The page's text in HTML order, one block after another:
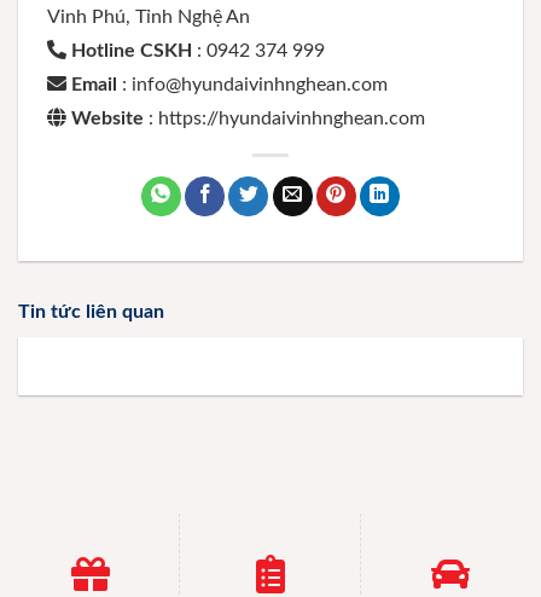
Vinh Phú, Tỉnh Nghệ An
Hotline CSKH : 0942 374 999
Email : info@hyundaivinhnghean.com
Website : https://hyundaivinhnghean.com
Tin tức liên quan